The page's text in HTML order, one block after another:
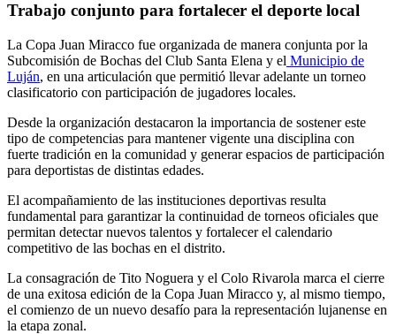
Trabajo conjunto para fortalecer el deporte local
La Copa Juan Miracco fue organizada de manera conjunta por la
Subcomisión de Bochas del Club Santa Elena y el Municipio de
Luján, en una articulación que permitió llevar adelante un torneo
clasificatorio con participación de jugadores locales.
Desde la organización destacaron la importancia de sostener este
tipo de competencias para mantener vigente una disciplina con
fuerte tradición en la comunidad y generar espacios de participación
para deportistas de distintas edades.
El acompañamiento de las instituciones deportivas resulta
fundamental para garantizar la continuidad de torneos oficiales que
permitan detectar nuevos talentos y fortalecer el calendario
competitivo de las bochas en el distrito.
La consagración de Tito Noguera y el Colo Rivarola marca el cierre
de una exitosa edición de la Copa Juan Miracco y, al mismo tiempo,
el comienzo de un nuevo desafío para la representación lujanense en
la etapa zonal.